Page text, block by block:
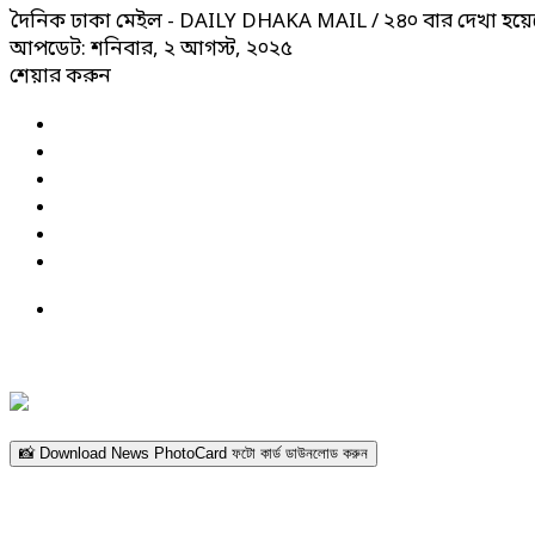
দৈনিক ঢাকা মেইল - DAILY DHAKA MAIL/ ২৪০ বার দেখা
আপডেট: শনিবার, ২ আগস্ট, ২০২৫
শেয়ার করুন
📸 Download News PhotoCard ফটো কার্ড ডাউনলোড করুন